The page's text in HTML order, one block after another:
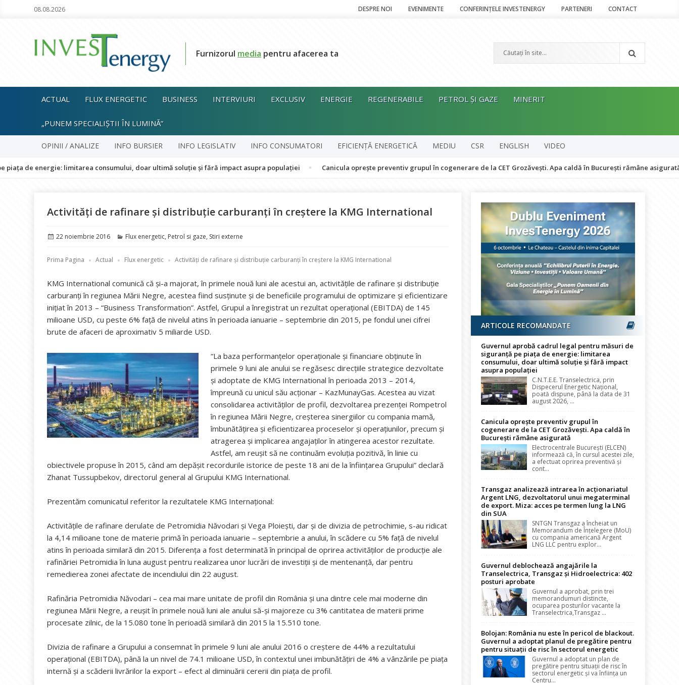
08.08.2026 DESPRE NOI EVENIMENTE CONFERINȚELE INVESTENERGY PARTENERI CONTACT
Furnizorul media pentru afacerea ta
ACTUAL FLUX ENERGETIC BUSINESS INTERVIURI EXCLUSIV ENERGIE REGENERABILE PETROL ȘI GAZE MINERIT
„PUNEM SPECIALIȘTII ÎN LUMINĂ”
OPINII / ANALIZE INFO BURSIER INFO LEGISLATIV INFO CONSUMATORI EFICIENȚĂ ENERGETICĂ MEDIU CSR ENGLISH VIDEO
limitarea consumului, doar ultimă soluție și fără impact asupra populației Canicula oprește preventiv grupul în cogenerare de la CET Grozăvești. Apa caldă în București rămâne asigurată
Activități de rafinare și distribuție carburanți în creştere la KMG International
Publicat
22 noiembrie 2016 Categorii
Flux energetic, Petrol si gaze, Stiri externe
Prima Pagina Actual Flux energetic Activități de rafinare și distribuție carburanți în creştere la KMG International
KMG International comunică că şi-a majorat, în primele nouă luni ale acestui an, activităţile de rafinare şi distribuţie
carburanţi în regiunea Mării Negre, acestea fiind susţinute şi de beneficiile programului de optimizare şi eficientizare
iniţiat în 2013 – “Business Transformation”. Astfel, Grupul a înregistrat un rezultat operaţional (EBITDA) de 145
milioane USD, cu peste 6% faţă de nivelul atins în perioada ianuarie – septembrie din 2015, pe fondul unei cifrei
brute de afaceri de aproximativ 5 miliarde USD.
“La baza performanţelor operaţionale şi financiare obţinute în
primele 9 luni ale anului se regăsesc direcţiile strategice dezvoltate
şi adoptate de KMG International în perioada 2013 – 2014,
împreună cu unicul său acţionar – KazMunayGas. Acestea au vizat
consolidarea activităţilor de profil, dezvoltarea prezenţei Rompetrol
în regiunea Mării Negre, creşterea sinergiilor cu compania mamă,
îmbunătăţirea şi eficientizarea proceselor şi operaţiunilor, precum şi
atragerea şi implicarea angajaţilor în atingerea acestor rezultate.
Astfel, am reuşit să ne continuăm evoluţia pozitivă, în linie cu
obiectivele propuse în 2015, când am depăşit recordurile istorice de peste 18 ani de la înfiinţarea Grupului” declară
Zhanat Tussupbekov, directorul general al Grupului KMG International.
Prezentăm comunicatul referitor la rezultatele KMG Internațional:
Activităţile de rafinare derulate de Petromidia Năvodari şi Vega Ploieşti, dar şi de divizia de petrochimie, s-au ridicat
la 4,14 milioane tone de materie primă în perioada ianuarie – septembrie a anului, în scădere cu 5% faţă de nivelul
atins în perioada similară din 2015. Diferenţa a fost determinată în principal de oprirea activităţilor de producţie ale
rafinăriei Petromidia în luna august pentru realizarea unor lucrări de investiţii şi de mentenanţă, dar pentru
remedierea zonei afectate de incendiului din 22 august.
Rafinăria Petromidia Năvodari – cea mai mare unitate de profil din România şi una dintre cele mai moderne din
regiunea Mării Negre, a reuşit în primele nouă luni ale anului să-şi majoreze cu 3% cantitatea de materii prime
procesate zilnic, de la 15.080 tone în perioadă similară din 2015 la 15.510 tone.
Divizia de rafinare a Grupului a consemnat în primele 9 luni ale anului 2016 o creştere de 44% a rezultatului
operaţional (EBITDA), până la un nivel de 74.1 milioane USD, în contextul unei imbunătăţiri de 4% a vânzările pe piaţa
internă şi a scăderii livrărilor la export – efect al diminuării cererii din piaţa de profil.
ARTICOLE RECOMANDATE
Guvernul aprobă cadrul legal pentru măsuri de
siguranță pe piața de energie: limitarea
consumului, doar ultimă soluție și fără impact
asupra populației
C.N.T.E.E. Transelectrica, prin
Dispecerul Energetic Național,
poată dispune, până la data de 31
august 2026, ...
Canicula oprește preventiv grupul în
cogenerare de la CET Grozăvești. Apa caldă în
București rămâne asigurată
Electrocentrale București (ELCEN)
informează că, în cursul acestei zile,
a efectuat oprirea preventivă și
cont...
Transgaz analizează intrarea în acționariatul
Argent LNG, dezvoltatorul unui megaterminal
de export. Miza: acces pe termen lung la LNG
din SUA
SNTGN Transgaz a încheiat un
Memorandum de Înțelegere (MoU)
cu compania americană Argent
LNG LLC pentru explor...
Guvernul deblochează angajările la
Transelectrica, Transgaz și Hidroelectrica: 402
posturi aprobate
Guvernul a aprobat, prin trei
memorandumuri distincte,
ocuparea posturilor vacante la
Transelectrica,Transgaz ...
Bolojan: România nu este în pericol de blackout.
Guvernul a adoptat planul de pregătire pentru
pentru situații de risc în sectorul energetic
Guvernul a adoptat un plan de
pregătire pentru situații de risc în
sectorul energetic și va înființa un
Centru...